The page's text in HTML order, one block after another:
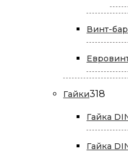
Винт-
Гайки318
Гайка
Гайка